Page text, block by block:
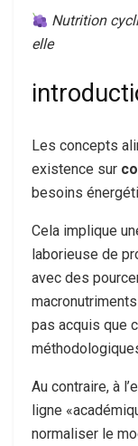
Nutrition
elle
Les concepts
existence sur
besoins
Cela implique
laborieuse de
avec des
pas acquis que
Au contraire, à
ligne
normaliser le